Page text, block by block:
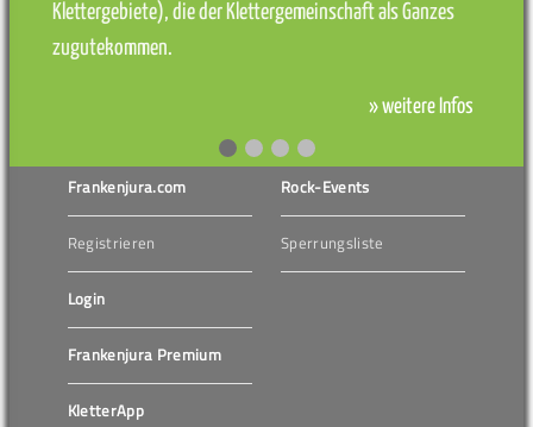
Klettergebiete), die der Klettergemeinschaft als Ganzes
zugutekommen.
» weitere Infos
Frankenjura.com
Registrieren
Login
Frankenjura Premium
KletterApp
Rock-Events
Sperrungsliste